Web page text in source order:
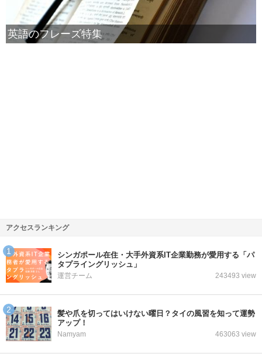
英語のフレーズ特集
アクセスランキング
シンガポール在住・大手外資系IT企業勤務が愛用する「パ
タプライングリッシュ」
運営チーム 243493 view
髪や爪を切ってはいけない曜日？タイの風習を知って運勢
アップ！
Namyam 463063 view